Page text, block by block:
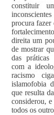
constituir
procura fazer
direita um
de mostrar
das práticas
com a
racismo
islamofobia
que resulta
considerou,
todos os